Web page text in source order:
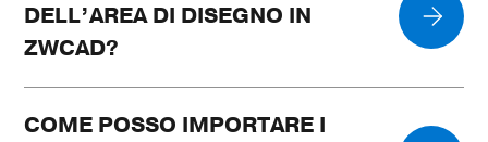
DELL’AREA DI DISEGNO IN
ZWCAD?
COME POSSO IMPORTARE I